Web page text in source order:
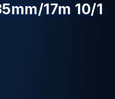
17m 10/1